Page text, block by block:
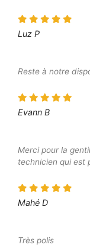
Luz P
Reste à notre
Evann B
Merci pour la
technicien qui est
Mahé D
Très polis